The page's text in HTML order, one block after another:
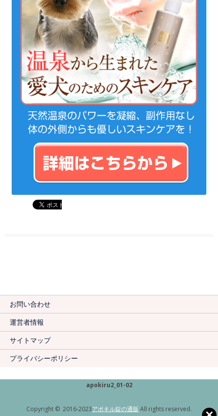
お問い合わせ
運営者情報
サイトマップ
プライバシーポリシー
apokiru2_01-02
Copyright © 2016-2023アポキル錠の通販 All rights reserved.